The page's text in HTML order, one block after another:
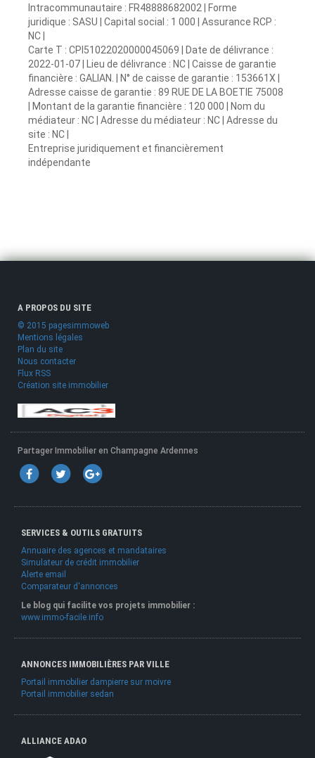
Intracommunautaire : FR48888682002 | Forme
juridique : SASU | Capital social : 1 000 | Assurance RCP :
NC |
Carte T : CPI51022020000045069 | Date de délivrance :
2022-01-07 | Lieu de délivrance : NC | Caisse de garantie
financière : GALIAN. | N° de caisse de garantie : 153661X |
Adresse caisse de garantie : 89 RUE DE LA BOETIE 75008
| Montant de la garantie financière : 120 000 | Nom du
médiateur : NC | Adresse du médiateur : NC | Adresse du
site : NC |
Entreprise juridiquement et financièrement
indépendante
A PROPOS DU SITE
© 2015 pagesimmoweb
Mentions légales
Plan du site
Nous contacter
Flux RSS
Création site immobilier
Partager Immobilier en Champagne Ardennes
SERVICES & OUTILS GRATUITS
Annuaire des agences et mandataires
Simulateur de crédit immobilier
Alerte email
Comparateur d'annonces
Le blog qui facilite vos projets immobilier :
www.immo-facile.info
ANNONCES IMMOBILIÈRES PAR VILLE
Portail immobilier dampierre sur moivre
Portail immobilier sedan
ALLIANCE ADAO